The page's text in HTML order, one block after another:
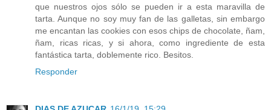
que nuestros ojos sólo se pueden ir a esta maravilla de
tarta. Aunque no soy muy fan de las galletas, sin embargo
me encantan las cookies con esos chips de chocolate, ñam,
ñam, ricas ricas, y si ahora, como ingrediente de esta
fantástica tarta, doblemente rico. Besitos.
Responder